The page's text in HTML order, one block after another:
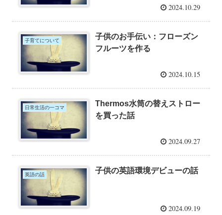
2024.10.29
子育てについて
子供のお手伝い：フローズン
フルーツを作る
2024.10.15
日常生活の一コマ
Thermos水筒の替えストロー
を買った話
2024.09.27
英語の話 子供の英語環境デビューの話
2024.09.19